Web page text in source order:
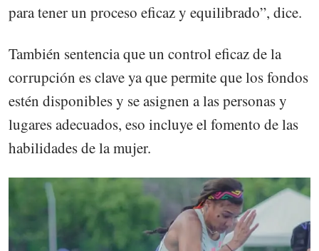
para tener un proceso eficaz y equilibrado”, dice.
También sentencia que un control eficaz de la
corrupción es clave ya que permite que los fondos
estén disponibles y se asignen a las personas y
lugares adecuados, eso incluye el fomento de las
habilidades de la mujer.